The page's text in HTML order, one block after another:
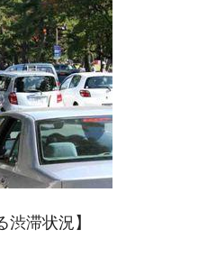
渋滞状況】